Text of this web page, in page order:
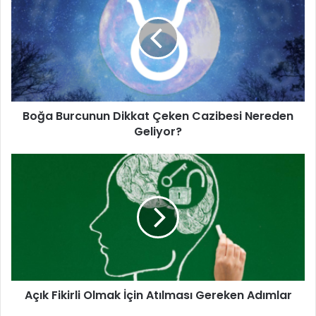
uygulamak, tıkanmış yağ bezlerinin açılmasına ve
iltihabın drenajına yardımcı olabilir.
Ellerinizi ve Gözlerinizi Temiz Tutun:Göz hijyenine
dikkat etmek, mevcut arpacığın büyümemesini ve
tekrar oluşmasını önleyebilir.
Makyaj ve Lens Kullanımından Kaçının:Göz makyajı
veya kontakt lens kullanmak, enfeksiyonun daha da
Doktora Danışın:Eğer arpacık büyükse, ağrılıysa veya
uzun süre iyileşmiyorsa, bir göz doktoruna
başvurmak gerekebilir. Doktor antibiyotikli damla veya
krem önerebilir.
Doğal Yöntemler:
İltihap sökücü ve yatıştırıcı
özelliğiyle bilinen papatya çayı veya yeşil çay
poşetlerini sıcak suyla hafif nemlendirip göz kapağına
uygulamak da rahatlık sağlayabilir.
Dikkat
Çeken
Cazibesi
Nereden
Geliyor?
Boğa Burcunun Dikkat Çeken Cazibesi Nereden
Geliyor?
Açık Fikirli Olmak İçin Atılması Gereken Adımlar